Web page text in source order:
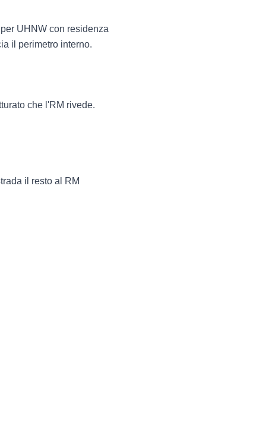
UHNW con residenza
il perimetro interno.
che l'RM rivede.
il resto al RM